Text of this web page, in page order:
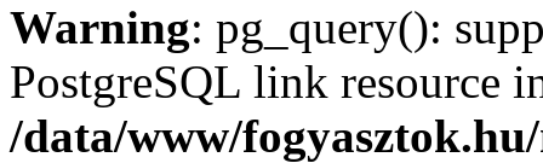
Warning: pg_query():
PostgreSQL link resource
/data/www/